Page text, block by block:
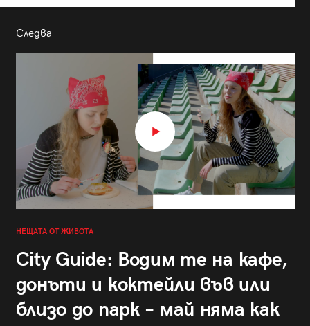
Следва
НЕЩАТА ОТ ЖИВОТА
City Guide: Водим те на кафе,
донъти и коктейли във или
близо до парк – май няма как